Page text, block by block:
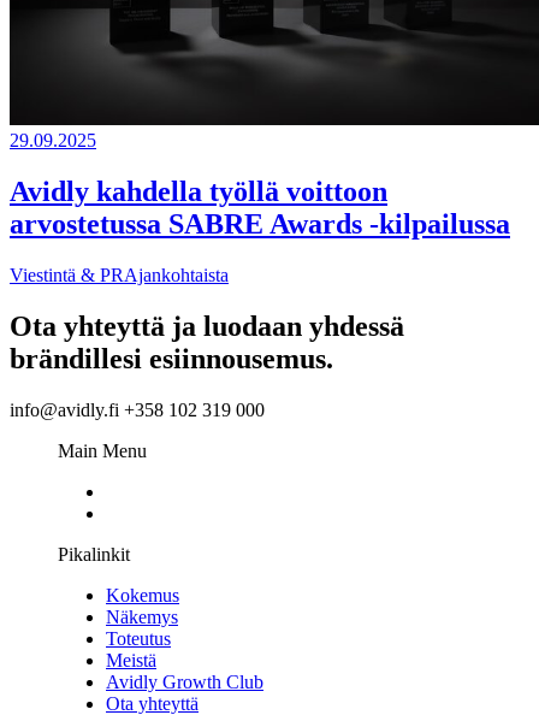
29.09.2025
Avidly kahdella työllä voittoon
arvostetussa SABRE Awards -kilpailussa
Viestintä & PRAjankohtaista
Ota yhteyttä ja luodaan yhdessä
brändillesi esiinnousemus.
info@avidly.fi +358 102 319 000
Main Menu
Pikalinkit
Kokemus
Näkemys
Toteutus
Meistä
Avidly Growth Club
Ota yhteyttä